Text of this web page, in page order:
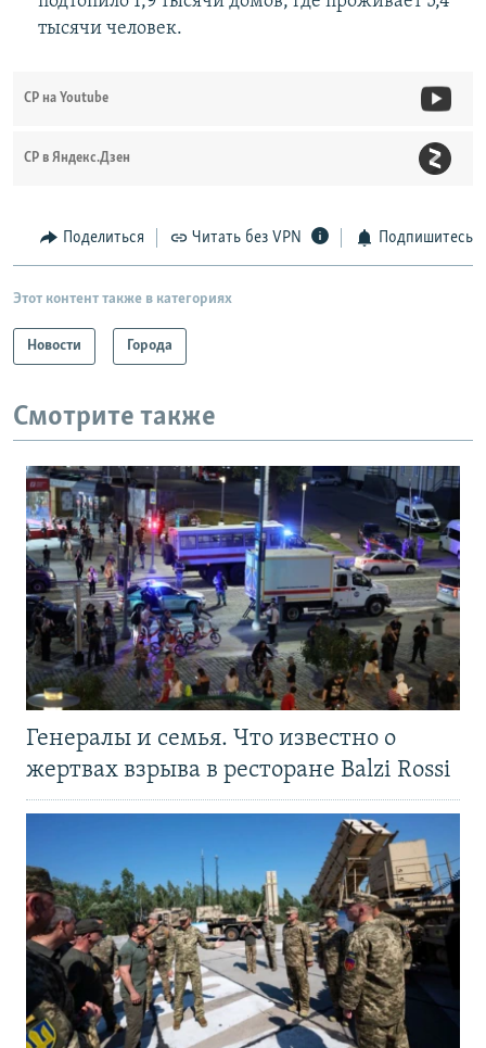
тысячи человек.
СР на Youtube
СР в Яндекс.Дзен
Поделиться Читать без VPN Подпишитесь
Этот контент также в категориях
Новости Города
Смотрите также
Генералы и семья. Что известно о
жертвах взрыва в ресторане Balzi Rossi